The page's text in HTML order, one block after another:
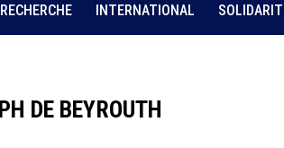
RECHERCHE INTERNATIONAL
DE BEYROUTH